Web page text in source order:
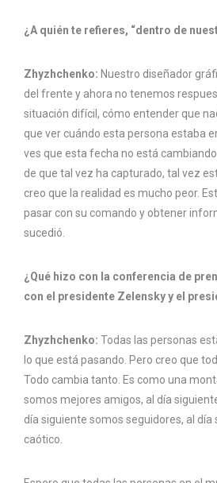
¿A quién te refieres, “dentro de
Zhyzhchenko: Nuestro diseñador
del frente y ahora no tenemos
situación difícil, cómo entender que
que ver cuándo esta persona estaba
ves que esta fecha no está
de que tal vez ha capturado, tal vez
creo que la realidad es mucho peor.
pasar con su comando y obtener
sucedió.
¿Qué hizo con la conferencia de
con el presidente Zelensky y el
Zhyzhchenko: Todas las personas
lo que está pasando. Pero creo que
Todo cambia tanto. Es como una
somos mejores amigos, al día
día siguiente somos seguidores, al día
caótico.